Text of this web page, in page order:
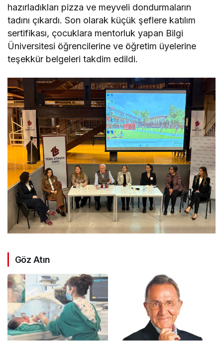
hazırladıkları pizza ve meyveli dondurmaların
tadını çıkardı. Son olarak küçük şeflere katılım
sertifikası, çocuklara mentorluk yapan Bilgi
Üniversitesi öğrencilerine ve öğretim üyelerine
teşekkür belgeleri takdim edildi.
Göz Atın